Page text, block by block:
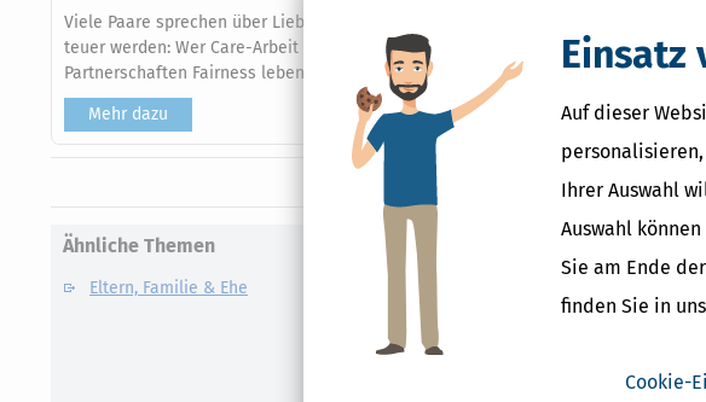
Einsatz
Auf dieser
Ihrer Auswahl
Auswahl
Sie am Ende
finden Sie in
Cookie-
Viele Paare sprechen über Liebe, Kinder und gemeinsame Träume, aber kaum über
teuer werden: Wer Care-Arbeit leistet, steht im Ernstfall oft ohne Absicherung da.
Partnerschaften Fairness leben – mit klaren Strukturen für Finanzen,
Mehr dazu
Ähnliche Themen
Eltern, Familie & Ehe